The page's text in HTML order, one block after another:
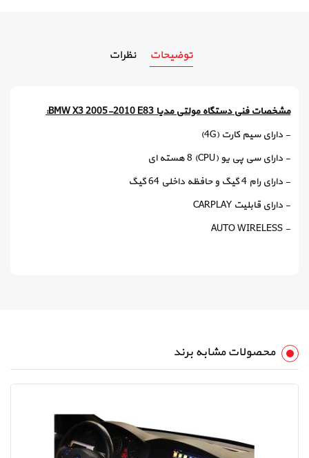
توضیحات نظرات
مشخصات فنی دستگاه مولتی مدیا BMW X3 2005-2010 E83:
- دارای سیم کارت (4G)
- دارای سی پی یو (CPU) 8 هسته ای
- دارای رام 4 گیگ و حافظه داخلی 64 گیگ
- دارای قابلیت CARPLAY
- AUTO WIRELESS
محصولات مشابه برند